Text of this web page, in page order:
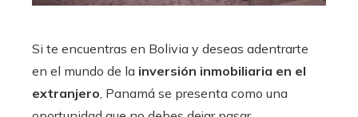
Si te encuentras en Bolivia y deseas adentrarte
en el mundo de la inversión inmobiliaria en el
extranjero, Panamá se presenta como una